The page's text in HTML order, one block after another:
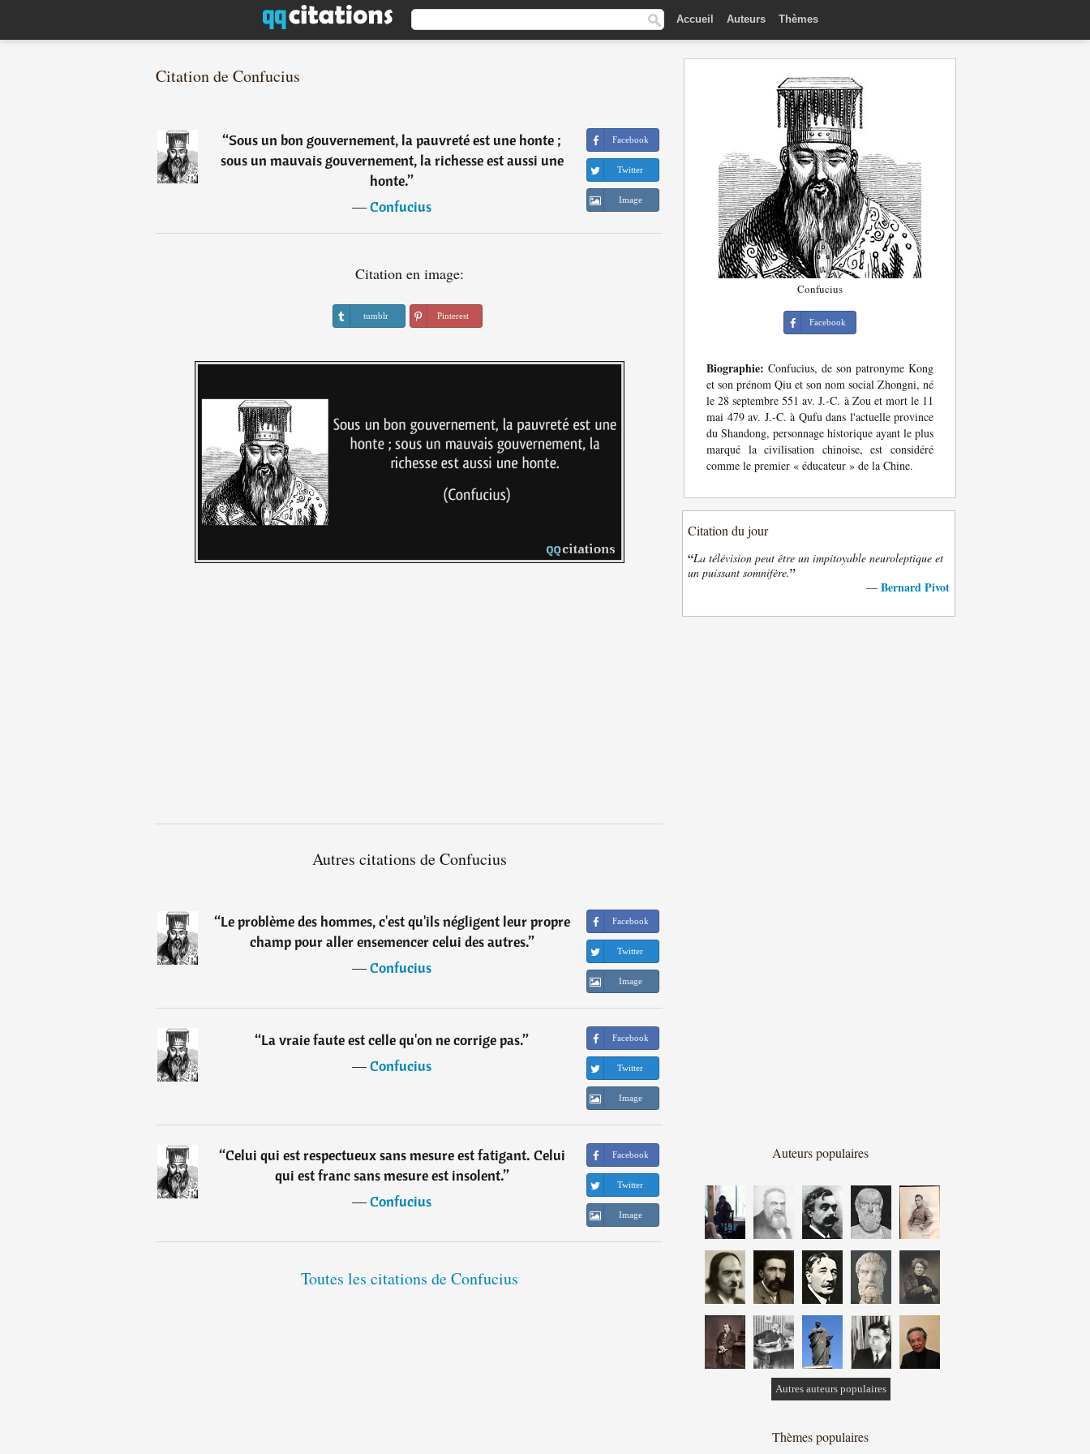
Accueil Auteurs Thèmes
Citation de Confucius
“Sous un bon gouvernement, la pauvreté est une honte ;
sous un mauvais gouvernement, la richesse est aussi une
honte.”
―Confucius
Facebook
Twitter
Image
Citation en image:
tumblr Pinterest
Autres citations de Confucius
“Le problème des hommes, c'est qu'ils négligent leur propre
champ pour aller ensemencer celui des autres.”
―Confucius
Facebook
Twitter
Image
“La vraie faute est celle qu'on ne corrige pas.”
―Confucius
Facebook
Twitter
Image
“Celui qui est respectueux sans mesure est fatigant. Celui
qui est franc sans mesure est insolent.”
―Confucius
Facebook
Twitter
Image
Toutes les citations de Confucius
Confucius
Facebook
Biographie: Confucius, de son patronyme Kong
et son prénom Qiu et son nom social Zhongni, né
le 28 septembre 551 av. J.-C. à Zou et mort le 11
mai 479 av. J.-C. à Qufu dans l'actuelle province
du Shandong, personnage historique ayant le plus
marqué la civilisation chinoise, est considéré
comme le premier « éducateur » de la Chine.
Citation du jour
“La télévision peut être un impitoyable neuroleptique et
un puissant somnifère.”
— Bernard Pivot
Auteurs populaires
Autres auteurs populaires
Thèmes populaires